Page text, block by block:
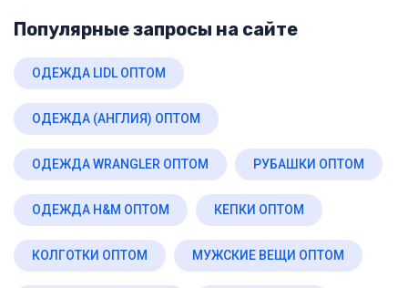
Популярные запросы на сайте
ОДЕЖДА LIDL ОПТОМ
ОДЕЖДА (АНГЛИЯ) ОПТОМ
ОДЕЖДА WRANGLER ОПТОМ РУБАШКИ ОПТОМ
ОДЕЖДА H&M ОПТОМ КЕПКИ ОПТОМ
КОЛГОТКИ ОПТОМ МУЖСКИЕ ВЕЩИ ОПТОМ